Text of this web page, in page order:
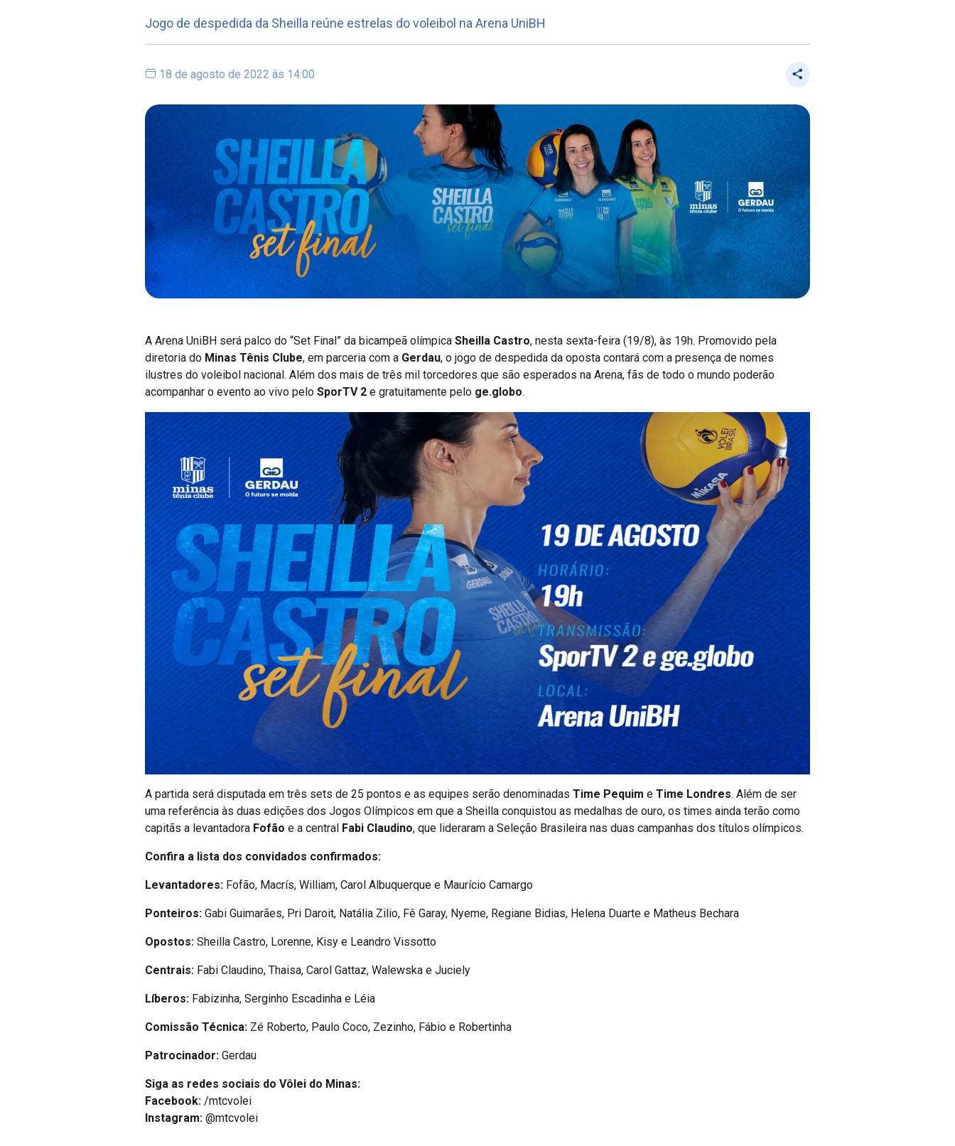
Jogo de despedida da Sheilla reúne estrelas do voleibol na Arena UniBH
18 de agosto de 2022 às 14:00
A Arena UniBH será palco do “Set Final” da bicampeã olímpica Sheilla Castro, nesta sexta-feira (19/8), às 19h. Promovido pela
diretoria do Minas Tênis Clube, em parceria com a Gerdau, o jogo de despedida da oposta contará com a presença de nomes
ilustres do voleibol nacional. Além dos mais de três mil torcedores que são esperados na Arena, fãs de todo o mundo poderão
acompanhar o evento ao vivo pelo SporTV 2 e gratuitamente pelo ge.globo.
A partida será disputada em três sets de 25 pontos e as equipes serão denominadas Time Pequim e Time Londres. Além de ser
uma referência às duas edições dos Jogos Olímpicos em que a Sheilla conquistou as medalhas de ouro, os times ainda terão como
capitãs a levantadora Fofão e a central Fabi Claudino, que lideraram a Seleção Brasileira nas duas campanhas dos títulos olímpicos.
Confira a lista dos convidados confirmados:
Levantadores: Fofão, Macrís, William, Carol Albuquerque e Maurício Camargo
Ponteiros: Gabi Guimarães, Pri Daroit, Natália Zilio, Fê Garay, Nyeme, Regiane Bidias, Helena Duarte e Matheus Bechara
Opostos: Sheilla Castro, Lorenne, Kisy e Leandro Vissotto
Centrais: Fabi Claudino, Thaisa, Carol Gattaz, Walewska e Juciely
Líberos: Fabizinha, Serginho Escadinha e Léia
Comissão Técnica: Zé Roberto, Paulo Coco, Zezinho, Fábio e Robertinha
Patrocinador: Gerdau
Siga as redes sociais do Vôlei do Minas:
Facebook: /mtcvolei
Instagram: @mtcvolei